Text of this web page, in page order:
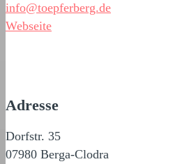
info@toepferberg.de
Webseite
Adresse
Dorfstr. 35
07980 Berga-Clodra